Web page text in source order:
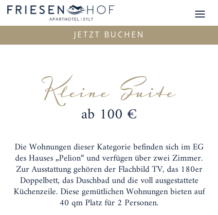
JETZT BUCHEN
Kleine Suite
ab 100 €
Die Wohnungen dieser Kategorie befinden sich im EG
des Hauses „Pelion“ und verfügen über zwei Zimmer.
Zur Ausstattung gehören der Flachbild TV, das 180er
Doppelbett, das Duschbad und die voll ausgestattete
Küchenzeile. Diese gemütlichen Wohnungen bieten auf
40 qm Platz für 2 Personen.